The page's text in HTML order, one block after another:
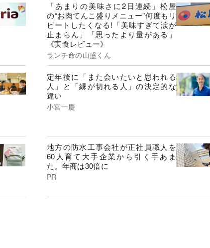
「あまりの美味さに2日連続」松屋
の“お肉てんこ盛りメニュー”何度もリ
ピートしたくなる!「美味すぎて涙が
止まらん」「思ったより量がある」
《実食レビュー》
ランチ命の山盛くん
定年後に「また会いたいと思われる
人」と「縁が切れる人」の決定的な
違い
小宮一慶
地方の防水工事会社が正社員職人を
60人育て大手企業から引く手あま
た。年商は30倍に
PR